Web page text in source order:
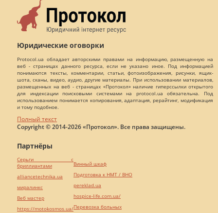
Юридические оговорки
Protocol.ua обладает авторскими правами на информацию, размещенную на
веб - страницах данного ресурса, если не указано иное. Под информацией
понимаются тексты, комментарии, статьи, фотоизображения, рисунки, ящик-
шота, сканы, видео, аудио, другие материалы. При использовании материалов,
размещенных на веб - страницах «Протокол» наличие гиперссылки открытого
для индексации поисковыми системами на protocol.ua обязательна. Под
использованием понимается копирования, адаптация, рерайтинг, модификация
и тому подобное.
Полный текст
Copyright © 2014-2026 «Протокол». Все права защищены.
Партнёры
Серьги с
бриллиантами
alliancetechnika.ua
миралинкс
Веб мастер
https://motokosmos.ua/
Винный шкаф
Подготовка к НМТ / ВНО
pereklad.ua
hospice-life.com.ua/
Перевозка больных